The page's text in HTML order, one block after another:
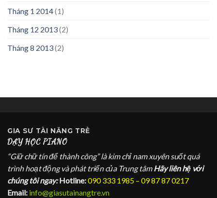
Tháng 1 2014(1)
Tháng 12 2013(2)
Tháng 8 2013(2)
GIA SƯ TÀI NĂNG TRẺ
DẠY HỌC PIANO
“Giữ chữ tín để thành công” là kim chỉ nam xuyên suốt quá
trình hoạt động và phát triển của Trung tâm Hãy liên hệ với
chúng tôi ngay: Hotline:090 333 1985 – 09 87 87 0217
Email: info@giasutainangtre.vn